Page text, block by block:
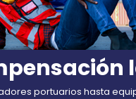
portuarios hasta